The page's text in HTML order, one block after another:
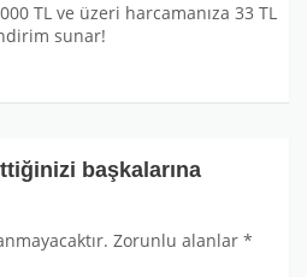
TL ve üzeri harcamanıza 33 TL
sunar!
başkalarına
Zorunlu alanlar *